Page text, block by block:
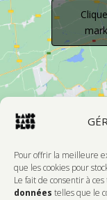
Pour offrir la meilleure
que les cookies pour
Le fait de consentir à
données telles que le